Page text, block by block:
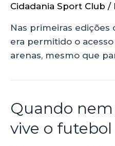
Cidadania Sport Club /
Nas primeiras edições
era permitido o
arenas, mesmo que
Quando
vive o futebol